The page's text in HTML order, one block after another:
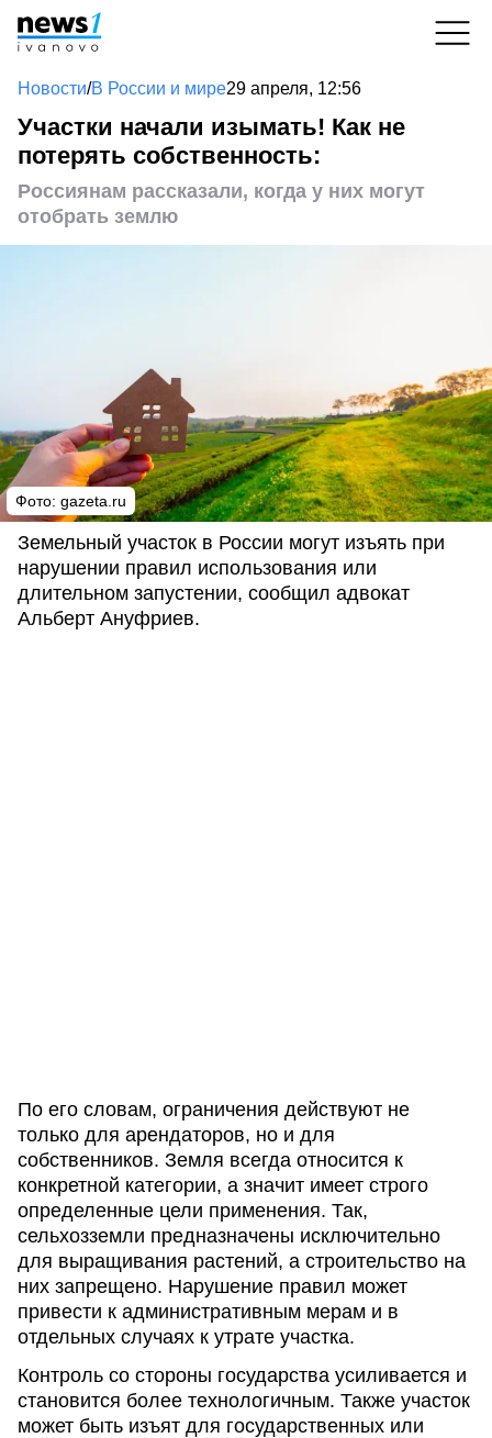
Новости/В России и мире29 апреля, 12:56
Участки начали изымать! Как не
потерять собственность:
Россиянам рассказали, когда у них могут
отобрать землю
Фото: gazeta.ru
Земельный участок в России могут изъять при
нарушении правил использования или
длительном запустении, сообщил адвокат
Альберт Ануфриев.
По его словам, ограничения действуют не
только для арендаторов, но и для
собственников. Земля всегда относится к
конкретной категории, а значит имеет строго
определенные цели применения. Так,
сельхозземли предназначены исключительно
для выращивания растений, а строительство на
них запрещено. Нарушение правил может
привести к административным мерам и в
отдельных случаях к утрате участка.
Контроль со стороны государства усиливается и
становится более технологичным. Также участок
может быть изъят для государственных или